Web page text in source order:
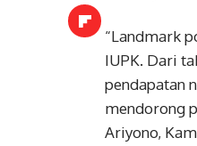
“Landmark
IUPK. Dari
pendapatan
mendorong
Ariyono,